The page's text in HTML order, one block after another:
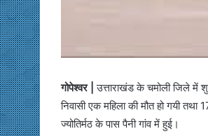
गोपेश्वर |उत्ताराखंड के चमोली जिले में
निवासी एक महिला की मौत हो गयी
ज्योतिर्मठ के पास पैनी गांव में हुई।